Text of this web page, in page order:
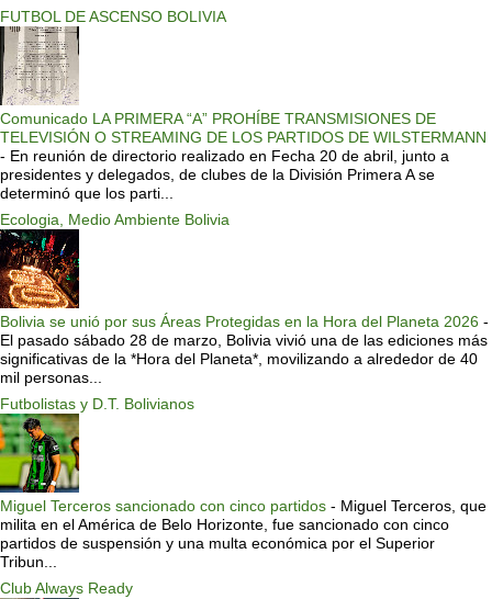
FUTBOL DE ASCENSO BOLIVIA
Comunicado LA PRIMERA “A” PROHÍBE TRANSMISIONES DE
TELEVISIÓN O STREAMING DE LOS PARTIDOS DE WILSTERMANN
- En reunión de directorio realizado en Fecha 20 de abril, junto a
presidentes y delegados, de clubes de la División Primera A se
determinó que los parti...
Ecologia, Medio Ambiente Bolivia
Bolivia se unió por sus Áreas Protegidas en la Hora del Planeta 2026 -
El pasado sábado 28 de marzo, Bolivia vivió una de las ediciones más
significativas de la *Hora del Planeta*, movilizando a alrededor de 40
mil personas...
Futbolistas y D.T. Bolivianos
Miguel Terceros sancionado con cinco partidos - Miguel Terceros, que
milita en el América de Belo Horizonte, fue sancionado con cinco
partidos de suspensión y una multa económica por el Superior
Tribun...
Club Always Ready